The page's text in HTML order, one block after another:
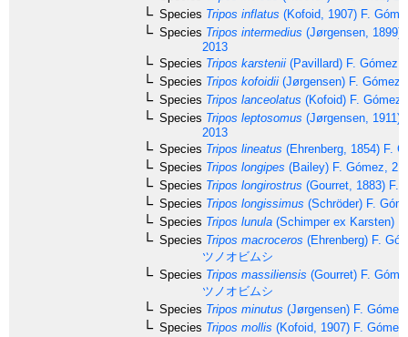
Species Tripos inflatus (Kofoid, 1907) F.
Species Tripos intermedius (Jørgensen, 1899)
2013
Species Tripos karstenii (Pavillard) F. Gómez,
Species Tripos kofoidii (Jørgensen) F. Gómez,
Species Tripos lanceolatus (Kofoid) F. Gómez,
Species Tripos leptosomus (Jørgensen, 1911)
2013
Species Tripos lineatus (Ehrenberg, 1854) F.
Species Tripos longipes (Bailey) F. Gómez,
Species Tripos longirostrus (Gourret, 1883) F.
Species Tripos longissimus (Schröder) F.
Species Tripos lunula (Schimper ex Karsten)
Species Tripos macroceros (Ehrenberg) F.
ツノオビムシ
Species Tripos massiliensis (Gourret) F.
ツノオビムシ
Species Tripos minutus (Jørgensen) F.
Species Tripos mollis (Kofoid, 1907) F.